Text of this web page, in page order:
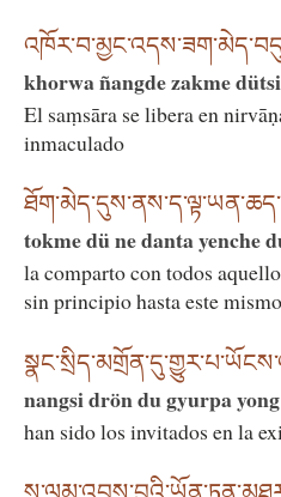
khorwa ñangde zakme
El saṃsāra se libera en
inmaculado
tokme dü ne danta yenche
la comparto con todos
sin principio hasta este
nangsi drön du gyurpa
han sido los invitados en la